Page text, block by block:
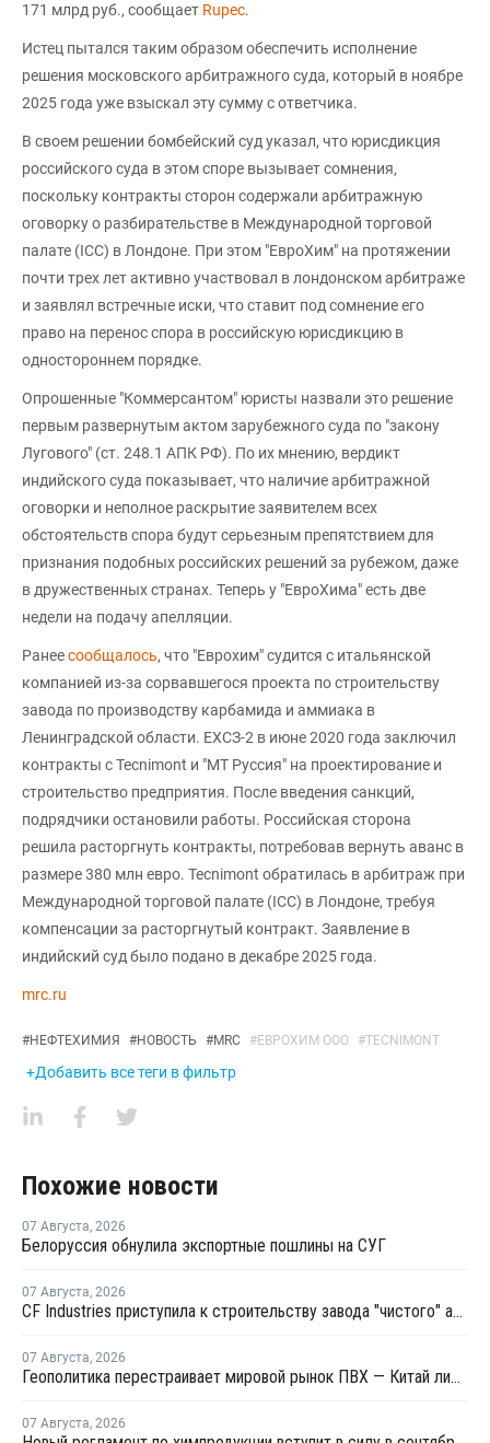
171 млрд руб., сообщает Rupec.
Истец пытался таким образом обеспечить исполнение
решения московского арбитражного суда, который в ноябре
2025 года уже взыскал эту сумму с ответчика.
В своем решении бомбейский суд указал, что юрисдикция
российского суда в этом споре вызывает сомнения,
поскольку контракты сторон содержали арбитражную
оговорку о разбирательстве в Международной торговой
палате (ICC) в Лондоне. При этом "ЕвроХим" на протяжении
почти трех лет активно участвовал в лондонском арбитраже
и заявлял встречные иски, что ставит под сомнение его
право на перенос спора в российскую юрисдикцию в
одностороннем порядке.
Опрошенные "Коммерсантом" юристы назвали это решение
первым развернутым актом зарубежного суда по "закону
Лугового" (ст. 248.1 АПК РФ). По их мнению, вердикт
индийского суда показывает, что наличие арбитражной
оговорки и неполное раскрытие заявителем всех
обстоятельств спора будут серьезным препятствием для
признания подобных российских решений за рубежом, даже
в дружественных странах. Теперь у "ЕвроХима" есть две
недели на подачу апелляции.
Ранеесообщалось, что "Еврохим" судится с итальянской
компанией из-за сорвавшегося проекта по строительству
завода по производству карбамида и аммиака в
Ленинградской области. ЕХСЗ-2 в июне 2020 года заключил
контракты с Tecnimont и "МТ Руссия" на проектирование и
строительство предприятия. После введения санкций,
подрядчики остановили работы. Российская сторона
решила расторгнуть контракты, потребовав вернуть аванс в
размере 380 млн евро. Tecnimont обратилась в арбитраж при
Международной торговой палате (ICC) в Лондоне, требуя
компенсации за расторгнутый контракт. Заявление в
индийский суд было подано в декабре 2025 года.
mrc.ru
#НЕФТЕХИМИЯ #НОВОСТЬ #MRC #ЕВРОХИМ ООО #TECNIMONT
+Добавить все теги в фильтр
Похожие новости
07 Августа, 2026
Белоруссия обнулила экспортные пошлины на СУГ
07 Августа, 2026
CF Industries приступила к строительству завода "чистого" аммиака за USD4 миллиарда
07 Августа, 2026
Геополитика перестраивает мировой рынок ПВХ — Китай лидирует в экспорте
07 Августа, 2026